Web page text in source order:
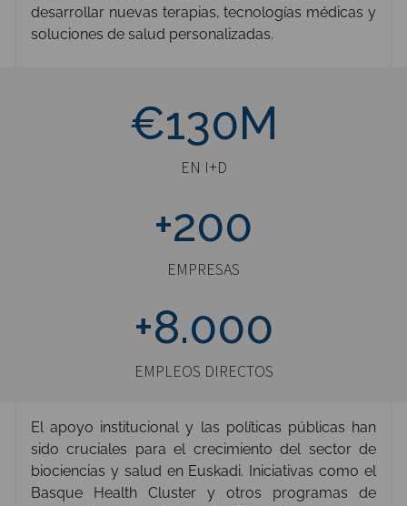
desarrollar nuevas terapias, tecnologías médicas y
soluciones de salud personalizadas.
€130M
EN I+D
+200
EMPRESAS
+8.000
EMPLEOS DIRECTOS
El apoyo institucional y las políticas públicas han
sido cruciales para el crecimiento del sector de
biociencias y salud en Euskadi. Iniciativas como el
Basque Health Cluster y otros programas de